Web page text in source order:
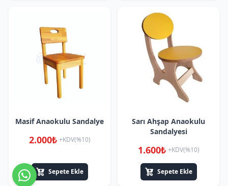
Masif Anaokulu Sandalye
2.000₺ +KDV(%10)
Sepete Ekle
Sarı Ahşap Anaokulu
Sandalyesi
1.600₺ +KDV(%10)
Sepete Ekle